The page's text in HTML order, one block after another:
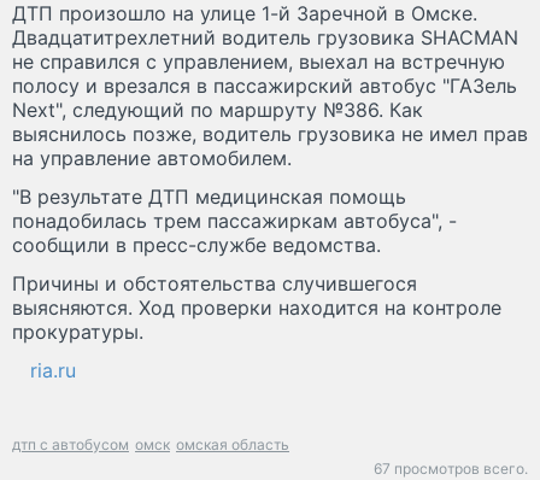
ДТП произошло на улице 1-й Заречной в Омске.
Двадцатитрехлетний водитель грузовика SHACMAN
не справился с управлением, выехал на встречную
полосу и врезался в пассажирский автобус "ГАЗель
Next", следующий по маршруту №386. Как
выяснилось позже, водитель грузовика не имел прав
на управление автомобилем.
"В результате ДТП медицинская помощь
понадобилась трем пассажиркам автобуса", -
сообщили в пресс-службе ведомства.
Причины и обстоятельства случившегося
выясняются. Ход проверки находится на контроле
прокуратуры.
ria.ru
дтп с автобусом омск омская область
67 просмотров всего.